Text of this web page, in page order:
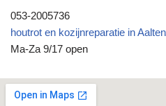
053-2005736
houtrot en kozijnreparatie in
Ma-Za 9/17 open